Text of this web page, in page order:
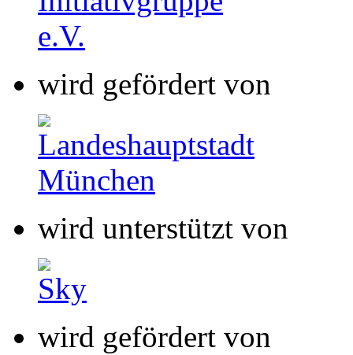
wird gefördert von
wird unterstützt von
wird gefördert von